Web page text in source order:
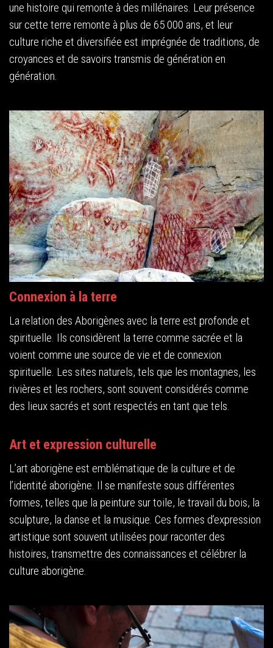
une histoire qui remonte à des millénaires. Leur présence
sur cette terre remonte à plus de 65 000 ans, et leur
culture riche et diversifiée est imprégnée de traditions, de
croyances et de savoirs transmis de génération en
génération.
Connexion à la terre
La relation des Aborigènes avec la terre est profonde et
spirituelle. Ils considèrent la terre comme sacrée et la
voient comme une source de vie et de connexion
spirituelle. Les sites naturels, tels que les montagnes, les
rivières et les rochers, sont souvent considérés comme
des lieux sacrés et sont respectés en tant que tels.
Art et expression culturelle
L’art aborigène est emblématique de la culture et de
l’identité aborigène. Il se manifeste sous différentes
formes, telles que la peinture sur toile, le travail du bois, la
sculpture, la danse et la musique. Ces formes d’expression
artistique sont souvent utilisées pour raconter des
histoires, transmettre des connaissances et célébrer la
culture aborigène.